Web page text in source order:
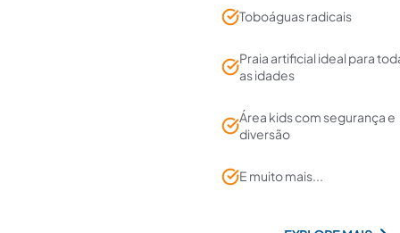
Toboáguas radicais
Praia artificial ideal para
as idades
Área kids com segurança e
diversão
E muito mais...